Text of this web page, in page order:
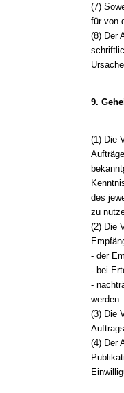
(7)
für von
(8) Der
9.
(1) Die
des
zu
(2) Die
- der
- bei
-
werden.
(3) Die
(4) Der